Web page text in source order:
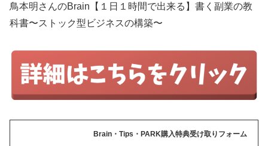
鳥本明さんのBrain【１日１時間で出来る】書く副業の教
科書〜ストック型ビジネスの構築〜
Brain・Tips・PARK購入特典受け取りフォーム